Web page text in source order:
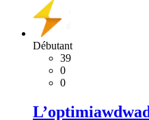
Débutant
39
0
0